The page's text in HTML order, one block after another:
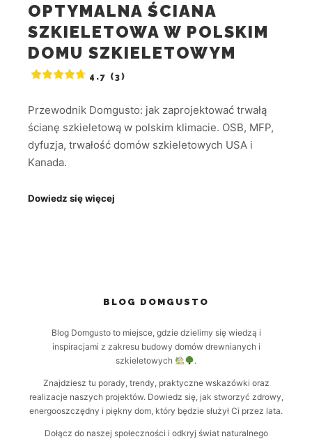
OPTYMALNA ŚCIANA
SZKIELETOWA W POLSKIM
DOMU SZKIELETOWYM
4.7 (3)
Przewodnik Domgusto: jak zaprojektować trwałą
ścianę szkieletową w polskim klimacie. OSB, MFP,
dyfuzja, trwałość domów szkieletowych USA i
Kanada.
Dowiedz się więcej
BLOG DOMGUSTO
Blog Domgusto to miejsce, gdzie dzielimy się wiedzą i
inspiracjami z zakresu budowy domów drewnianych i
szkieletowych
.
Znajdziesz tu porady, trendy, praktyczne wskazówki oraz
realizacje naszych projektów. Dowiedz się, jak stworzyć zdrowy,
energooszczędny i piękny dom, który będzie służył Ci przez lata.
Dołącz do naszej społeczności i odkryj świat naturalnego